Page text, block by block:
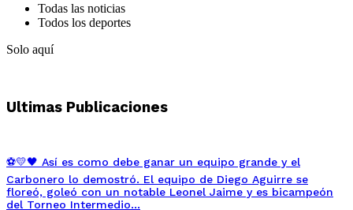
Todas las noticias
Todos los deportes
Solo aquí
Ultimas Publicaciones
⚽💛🖤 Así es como debe ganar un equipo grande y el
Carbonero lo demostró. El equipo de Diego Aguirre se
floreó, goleó con un notable Leonel Jaime y es bicampeón
del Torneo Intermedio…